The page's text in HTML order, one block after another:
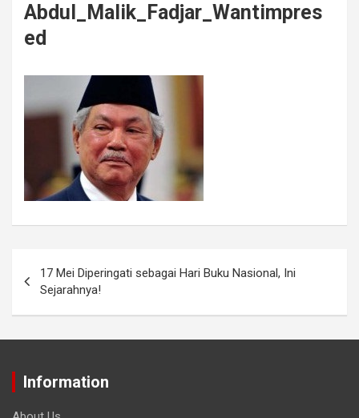
Abdul_Malik_Fadjar_Wantimpres
ed
17 Mei Diperingati sebagai Hari Buku Nasional, Ini
Sejarahnya!
Information